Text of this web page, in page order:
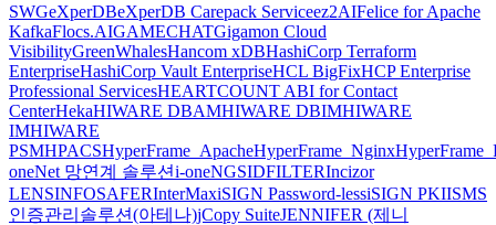
SWGeXperDBeXperDB Carepack Serviceez2AIFelice for Apache
KafkaFlocs.AIGAMECHATGigamon Cloud
VisibilityGreenWhalesHancom xDBHashiCorp Terraform
EnterpriseHashiCorp Vault EnterpriseHCL BigFixHCP Enterprise
Professional ServicesHEARTCOUNT ABI for Contact
CenterHekaHIWARE DBAMHIWARE DBIMHIWARE
IMHIWARE
PSMHPACSHyperFrame_ApacheHyperFrame_Nginx
oneNet 망연계 솔루션i-oneNGSIDFILTERIncizor
LENSINFOSAFERInterMaxiSIGN Password-lessiSIGN PKIISMS
인증관리솔루션(아테나)jCopy SuiteJENNIFER (제니